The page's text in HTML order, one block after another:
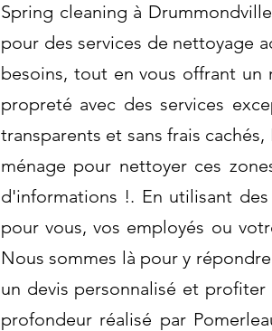
Spring cleaning à
pour des services de nettoyage
besoins, tout en vous offrant
propreté avec des services
transparents et sans frais
ménage pour nettoyer ces
d'informations !. En utilisant
pour vous, vos employés ou
Nous sommes là pour y
un devis personnalisé et
profondeur réalisé par